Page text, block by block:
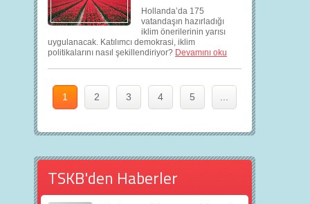
Hollanda’da 175
vatandaşın hazırladığı
iklim önerilerinin yarısı
uygulanacak. Katılımcı demokrasi, iklim
politikalarını nasıl şekillendiriyor? Devamını oku
1 2 3 4 5
TSKB'den Haberler